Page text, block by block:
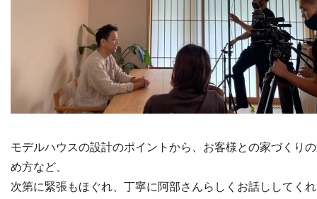
モデルハウスの設計のポイントから、お客様との家づくり
め方など、
次第に緊張もほぐれ、丁寧に阿部さんらしくお話ししてく